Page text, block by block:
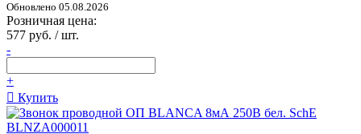
Обновлено 05.08.2026
Розничная цена:
577 руб. / шт.
-
+
Купить